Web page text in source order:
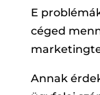
E
céged
Annak